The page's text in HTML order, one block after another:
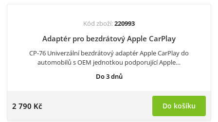
Kód zboží:220993
Adaptér pro bezdrátový Apple CarPlay
CP-76 Univerzální bezdrátový adaptér Apple CarPlay do
automobilů s OEM jednotkou podporující Apple…
Do 3 dnů
2 790 Kč Do košíku